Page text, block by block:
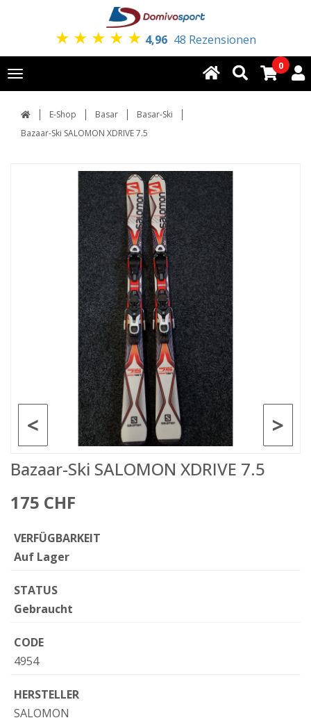
★ ★ ★ ★ ★ 4,96 48 Rezensionen
Toggle
navigation
0
E-Shop Basar
Basar-Ski
Bazaar-Ski SALOMON XDRIVE 7.5
>
<
Bazaar-Ski SALOMON XDRIVE 7.5
175 CHF
VERFÜGBARKEIT
Auf Lager
STATUS
Gebraucht
CODE
4954
HERSTELLER
SALOMON